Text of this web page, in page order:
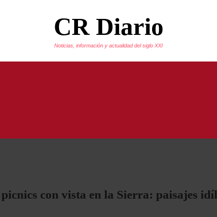
CR Diario
Noticias, información y actualidad del siglo XXI
con vista en la Sierra: paisajes